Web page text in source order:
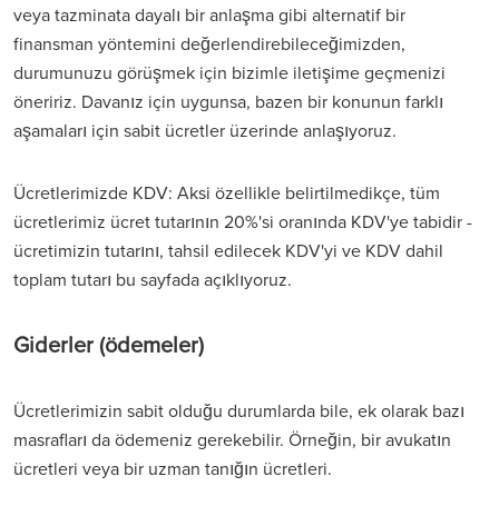
veya tazminata dayalı bir anlaşma gibi alternatif bir
finansman yöntemini değerlendirebileceğimizden,
durumunuzu görüşmek için bizimle iletişime geçmenizi
öneririz. Davanız için uygunsa, bazen bir konunun farklı
aşamaları için sabit ücretler üzerinde anlaşıyoruz.
Ücretlerimizde KDV: Aksi özellikle belirtilmedikçe, tüm
ücretlerimiz ücret tutarının 20%'si oranında KDV'ye tabidir -
ücretimizin tutarını, tahsil edilecek KDV'yi ve KDV dahil
toplam tutarı bu sayfada açıklıyoruz.
Giderler (ödemeler)
Ücretlerimizin sabit olduğu durumlarda bile, ek olarak bazı
masrafları da ödemeniz gerekebilir. Örneğin, bir avukatın
ücretleri veya bir uzman tanığın ücretleri.